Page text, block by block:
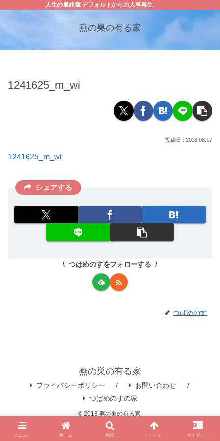
人生の最終章 デフォルトからの人事再生
燕の巣の有る家
1241625_m_wi
2018.08.17
1241625_m_wi
シェアする
つばめのすをフォローする
つばめのす
燕の巣の有る家
プライバシーポリシー
お問い合わせ
つばめのすの家
© 2018 燕の巣の有る家.
メニュー ホーム 検索 トップ サイドバー